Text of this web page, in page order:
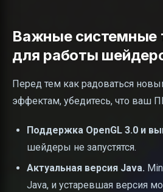
Важные системные
для работы
Перед тем как радоваться
эффектам, убедитесь, что ваш
Поддержка OpenGL 3.0 и
шейдеры не запустятся.
Актуальная версия Java.
Java, и устаревшая версия